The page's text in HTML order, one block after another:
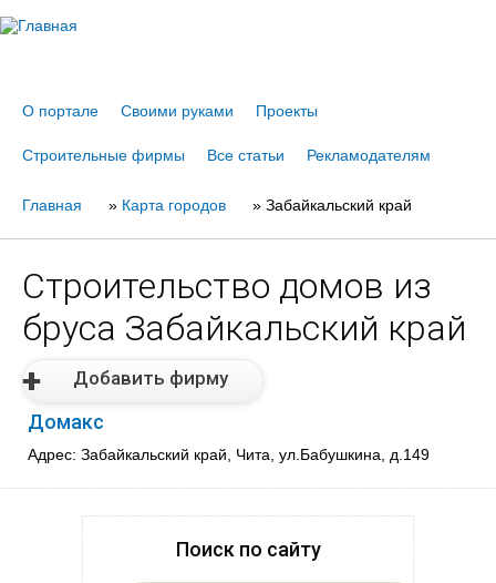
О портале Своими руками Проекты
Строительные фирмы Все статьи Рекламодателям
Вы
здесь
Главная » Карта городов » Забайкальский край
Строительство домов из
бруса Забайкальский край
Добавить фирму
Домакс
Адрес: Забайкальский край, Чита, ул.Бабушкина, д.149
Поиск по сайту